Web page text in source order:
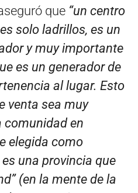
que “un centro
solo ladrillos, es un
y muy importante
es un generador de
al lugar. Esto
venta sea muy
comunidad en
elegida como
una provincia que
(en la mente de la